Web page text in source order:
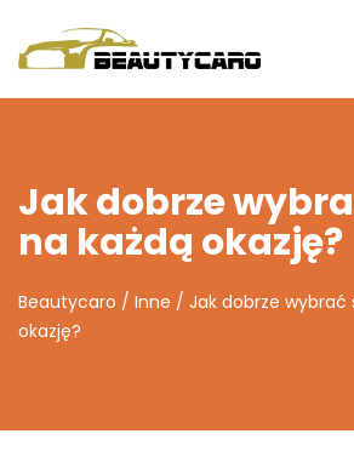
Jak dobrze
na każdą okazję?
Beautycaro / Inne / Jak dobrze wybrać
okazję?